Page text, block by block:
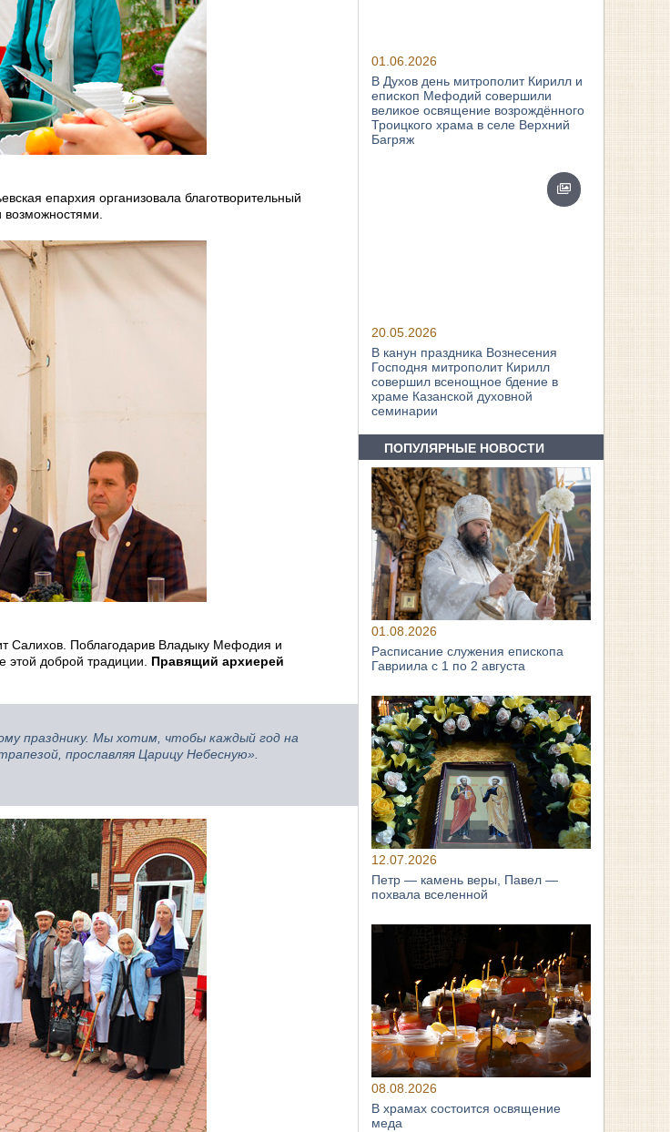
епархия организовала благотворительный
возможностями.
Салихов. Поблагодарив Владыку Мефодия и
доброй традиции. Правящий архиерей
празднику. Мы хотим, чтобы каждый год на
прославляя Царицу Небесную».
01.06.2026
В Духов день митрополит Кирилл и
епископ Мефодий совершили
великое освящение возрождённого
Троицкого храма в селе Верхний
Багряж
20.05.2026
В канун праздника Вознесения
Господня митрополит Кирилл
совершил всенощное бдение в
храме Казанской духовной
семинарии
ПОПУЛЯРНЫЕ НОВОСТИ
01.08.2026
Расписание служения епископа
Гавриила с 1 по 2 августа
12.07.2026
Петр — камень веры, Павел —
похвала вселенной
08.08.2026
В храмах состоится освящение
меда